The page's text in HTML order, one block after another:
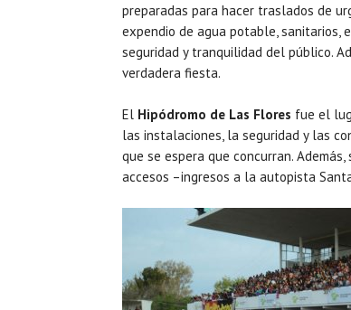
preparadas para hacer traslados de
expendio de agua potable, sanitarios,
seguridad y tranquilidad del público.
verdadera fiesta.
El Hipódromo de Las Flores fue el
las instalaciones, la seguridad y las
que se espera que concurran.
accesos –ingresos a la autopista